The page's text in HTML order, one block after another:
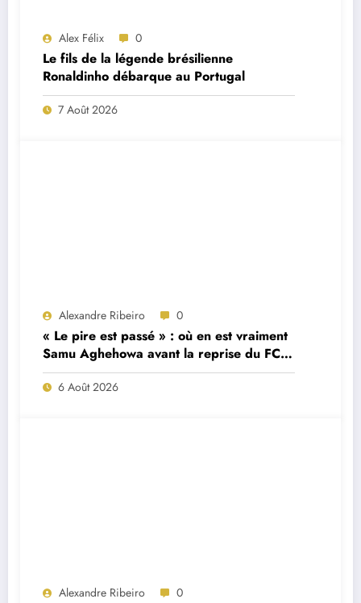
Alex Félix 0
Le fils de la légende brésilienne
Ronaldinho débarque au Portugal
7 Août 2026
Alexandre Ribeiro 0
« Le pire est passé » : où en est vraiment
Samu Aghehowa avant la reprise du FC
Porto ?
6 Août 2026
Alexandre Ribeiro 0